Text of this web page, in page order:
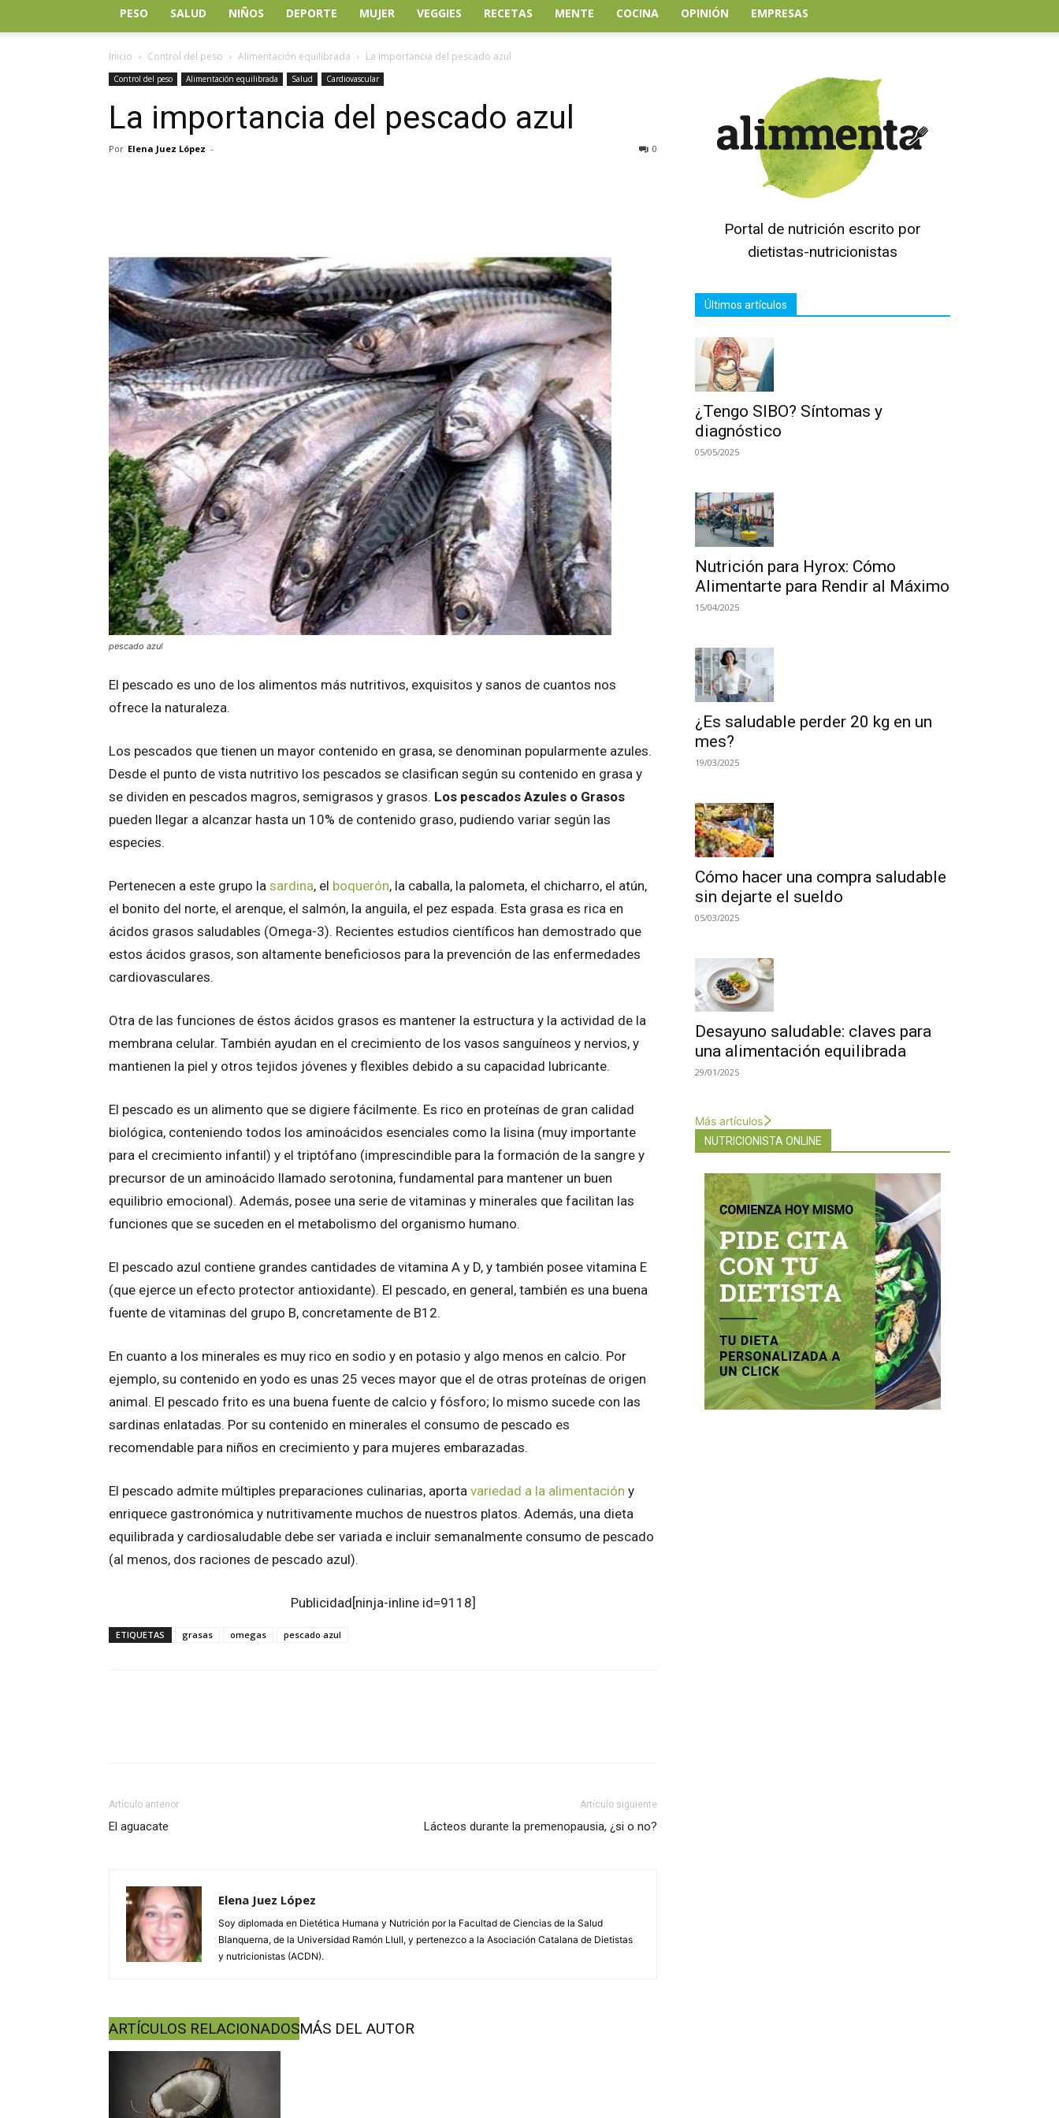
PESO SALUD NIÑOS DEPORTE MUJER VEGGIES RECETAS MENTE COCINA OPINIÓN EMPRESAS
Inicio Control del peso Alimentación equilibrada La importancia del pescado azul
Control del peso Alimentación equilibrada Salud Cardiovascular
La importancia del pescado azul
Por Elena Juez López - 0
pescado azul
El pescado es uno de los alimentos más nutritivos, exquisitos y sanos de cuantos nos
ofrece la naturaleza.
Los pescados que tienen un mayor contenido en grasa, se denominan popularmente azules.
Desde el punto de vista nutritivo los pescados se clasifican según su contenido en grasa y
se dividen en pescados magros, semigrasos y grasos. Los pescados Azules o Grasos
pueden llegar a alcanzar hasta un 10% de contenido graso, pudiendo variar según las
especies.
Pertenecen a este grupo la sardina, el boquerón, la caballa, la palometa, el chicharro, el atún,
el bonito del norte, el arenque, el salmón, la anguila, el pez espada. Esta grasa es rica en
ácidos grasos saludables (Omega-3). Recientes estudios científicos han demostrado que
estos ácidos grasos, son altamente beneficiosos para la prevención de las enfermedades
cardiovasculares.
Otra de las funciones de éstos ácidos grasos es mantener la estructura y la actividad de la
membrana celular. También ayudan en el crecimiento de los vasos sanguíneos y nervios, y
mantienen la piel y otros tejidos jóvenes y flexibles debido a su capacidad lubricante.
El pescado es un alimento que se digiere fácilmente. Es rico en proteínas de gran calidad
biológica, conteniendo todos los aminoácidos esenciales como la lisina (muy importante
para el crecimiento infantil) y el triptófano (imprescindible para la formación de la sangre y
precursor de un aminoácido llamado serotonina, fundamental para mantener un buen
equilibrio emocional). Además, posee una serie de vitaminas y minerales que facilitan las
funciones que se suceden en el metabolismo del organismo humano.
El pescado azul contiene grandes cantidades de vitamina A y D, y también posee vitamina E
(que ejerce un efecto protector antioxidante). El pescado, en general, también es una buena
fuente de vitaminas del grupo B, concretamente de B12.
En cuanto a los minerales es muy rico en sodio y en potasio y algo menos en calcio. Por
ejemplo, su contenido en yodo es unas 25 veces mayor que el de otras proteínas de origen
animal. El pescado frito es una buena fuente de calcio y fósforo; lo mismo sucede con las
sardinas enlatadas. Por su contenido en minerales el consumo de pescado es
recomendable para niños en crecimiento y para mujeres embarazadas.
El pescado admite múltiples preparaciones culinarias, aporta variedad a la alimentación y
enriquece gastronómica y nutritivamente muchos de nuestros platos. Además, una dieta
equilibrada y cardiosaludable debe ser variada e incluir semanalmente consumo de pescado
(al menos, dos raciones de pescado azul).
Publicidad [ninja-inline id=9118]
ETIQUETAS grasas omegas pescado azul
Artículo anterior
El aguacate
Artículo siguiente
Lácteos durante la premenopausia, ¿si o no?
Elena Juez López
Soy diplomada en Dietética Humana y Nutrición por la Facultad de Ciencias de la Salud
Blanquerna, de la Universidad Ramón Llull, y pertenezco a la Asociación Catalana de Dietistas
y nutricionistas (ACDN).
ARTÍCULOS RELACIONADOSMÁS DEL AUTOR
Portal de nutrición escrito por
dietistas-nutricionistas
Últimos artículos
¿Tengo SIBO? Síntomas y
diagnóstico
05/05/2025
Nutrición para Hyrox: Cómo
Alimentarte para Rendir al Máximo
15/04/2025
¿Es saludable perder 20 kg en un
mes?
19/03/2025
Cómo hacer una compra saludable
sin dejarte el sueldo
05/03/2025
Desayuno saludable: claves para
una alimentación equilibrada
29/01/2025
Más artículos
NUTRICIONISTA ONLINE